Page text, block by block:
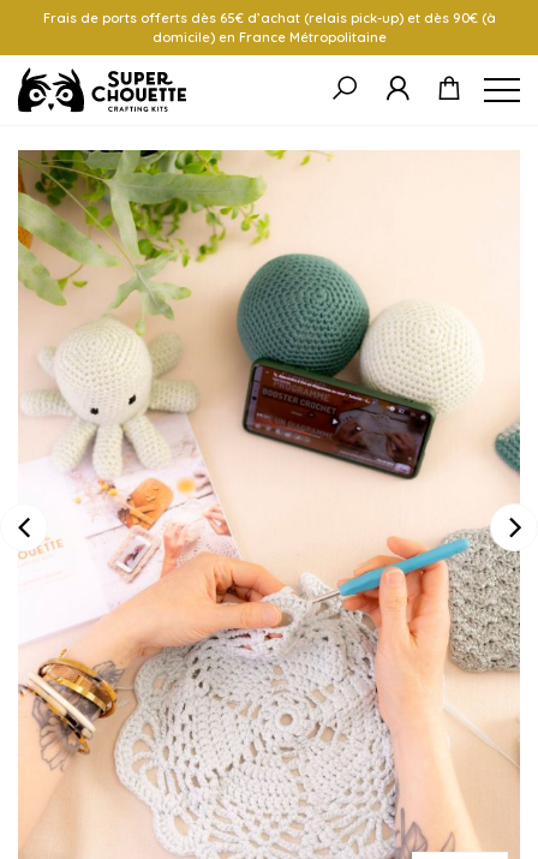
Frais de ports offerts dès 65€ d’achat (relais pick-up) et dès 90€ (à
domicile) en France Métropolitaine